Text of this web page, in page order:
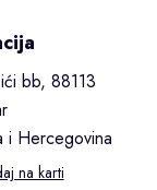
bb, 88113
i Hercegovina
na karti